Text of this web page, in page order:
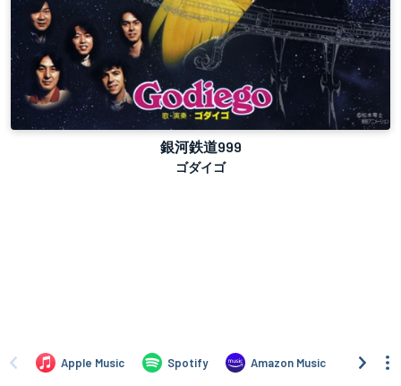
銀河鉄道999
ゴダイゴ
Apple Music Spotify Amazon Music